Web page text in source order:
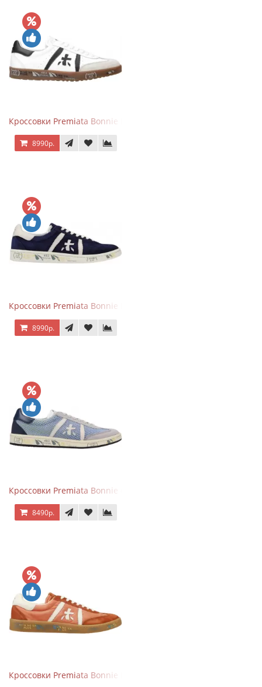
Кроссовки Premiata Bonnie Black White
8990р.
Кроссовки Premiata Bonnie Blue
8990р.
Кроссовки Premiata Bonnie серо-голубые
8490р.
Кроссовки Premiata Bonnie Brick Orange